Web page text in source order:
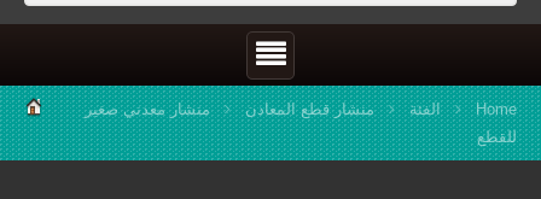
منشار قطع المعادن منشار معدني صغير